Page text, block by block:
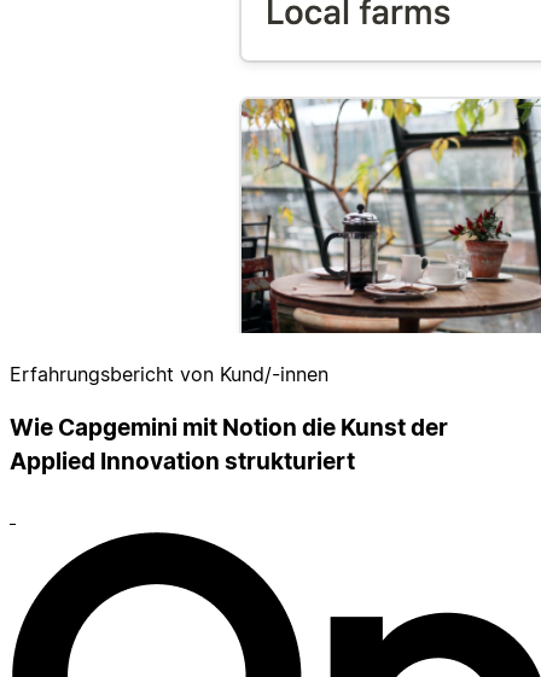
Erfahrungsbericht von Kund/-innen
Wie Capgemini mit Notion die Kunst der
Applied Innovation strukturiert